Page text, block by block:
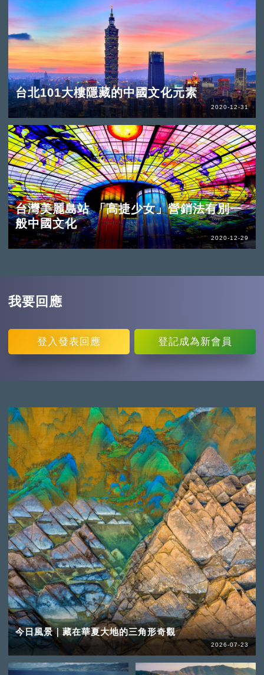
台北101大樓隱藏的中國文化元素
2020-12-31
台灣美麗島站 「高捷少女」營銷法有別一
般中國文化
2020-12-29
我要回應
登入 發表回應 登記成為新會員
今日風景｜藏在華夏大地的三角形奇觀
2026-07-23